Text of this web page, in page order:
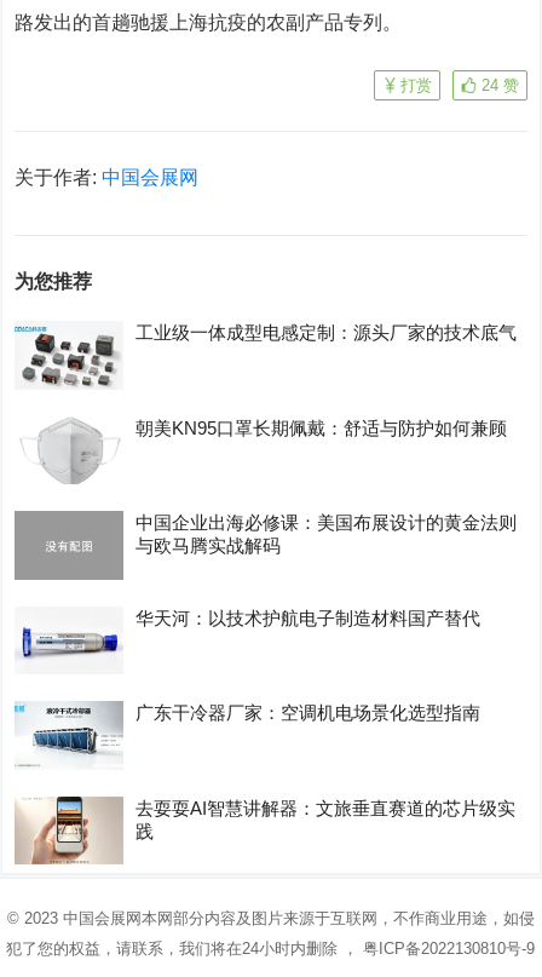
路发出的首趟驰援上海抗疫的农副产品专列。
24 赞
打赏
关于作者:中国会展网
为您推荐
工业级一体成型电感定制：源头厂家的技术底气
朝美KN95口罩长期佩戴：舒适与防护如何兼顾
中国企业出海必修课：美国布展设计的黄金法则
与欧马腾实战解码
华天河：以技术护航电子制造材料国产替代
广东干冷器厂家：空调机电场景化选型指南
去耍耍AI智慧讲解器：文旅垂直赛道的芯片级实
践
© 2023 中国会展网本网部分内容及图片来源于互联网，不作商业用途，如侵
犯了您的权益，请联系，我们将在24小时内删除 ，粤ICP备2022130810号-9